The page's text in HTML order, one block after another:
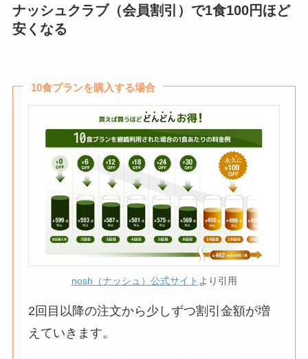
ナッシュクラブ（会員割引）で1食100円ほど
安くなる
10食プランを購入する場合
nosh（ナッシュ）公式サイト より引用
2回目以降の注文から少しずつ割引金額が増
えていきます。